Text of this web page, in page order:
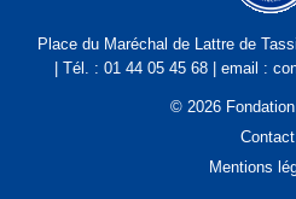
Place du Maréchal de Lattre de
| Tél. : 01 44 05 45 68 | email :
© 2026
Contact
Mentions